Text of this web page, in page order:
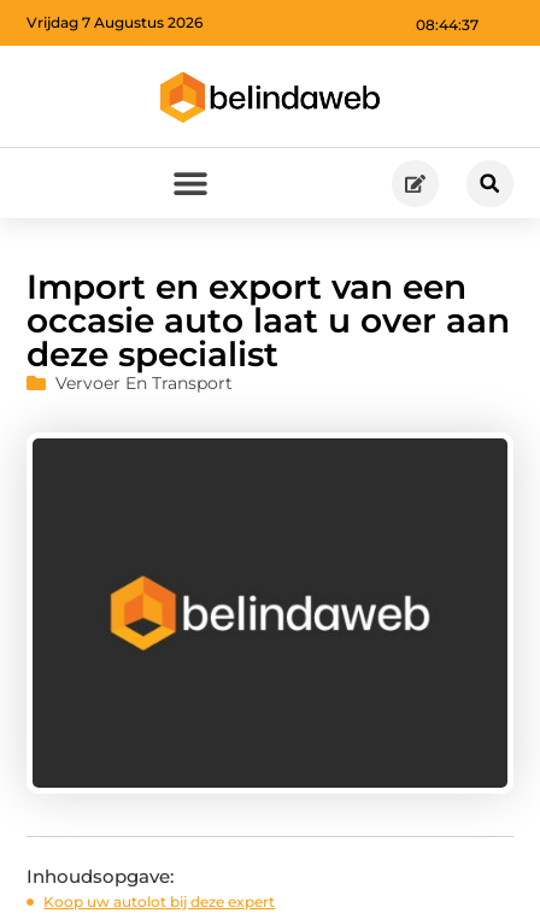
08:44:37
Vrijdag 7 Augustus 2026
Import en export van een
occasie auto laat u over aan
deze specialist
Vervoer En Transport
Inhoudsopgave:
Koop uw autolot bij deze expert